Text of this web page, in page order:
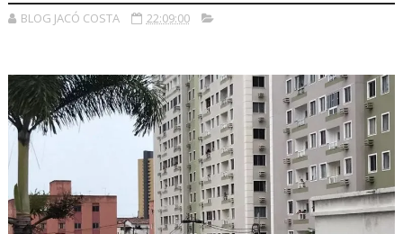
BLOG JACÓ COSTA 22:09:00